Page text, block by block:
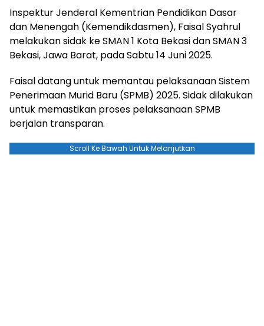
Inspektur Jenderal Kementrian Pendidikan Dasar
dan Menengah (Kemendikdasmen), Faisal Syahrul
melakukan sidak ke SMAN 1 Kota Bekasi dan SMAN 3
Bekasi, Jawa Barat, pada Sabtu 14 Juni 2025.
Faisal datang untuk memantau pelaksanaan Sistem
Penerimaan Murid Baru (SPMB) 2025. Sidak dilakukan
untuk memastikan proses pelaksanaan SPMB
berjalan transparan.
Scroll Ke Bawah Untuk Melanjutkan